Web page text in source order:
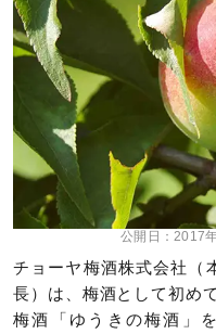
公開日：2017
チョーヤ梅酒株式会社（
長）は、梅酒として初め
梅酒「ゆうきの梅酒」